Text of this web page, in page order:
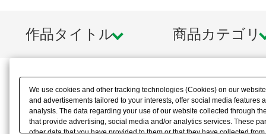
作品タイトル 商品カテゴリ
We use cookies and other tracking technologies (Cookies) on our
and advertisements tailored to your interests, offer social media features
analysis. The data regarding your use of our website collected through
that provide advertising, social media and/or analytics services. These
other data that you have provided to them or that they have collected